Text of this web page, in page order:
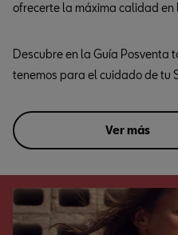
ofrecerte la máxima calidad
Descubre en la Guía Posventa
tenemos para el cuidado de tu
Ver más